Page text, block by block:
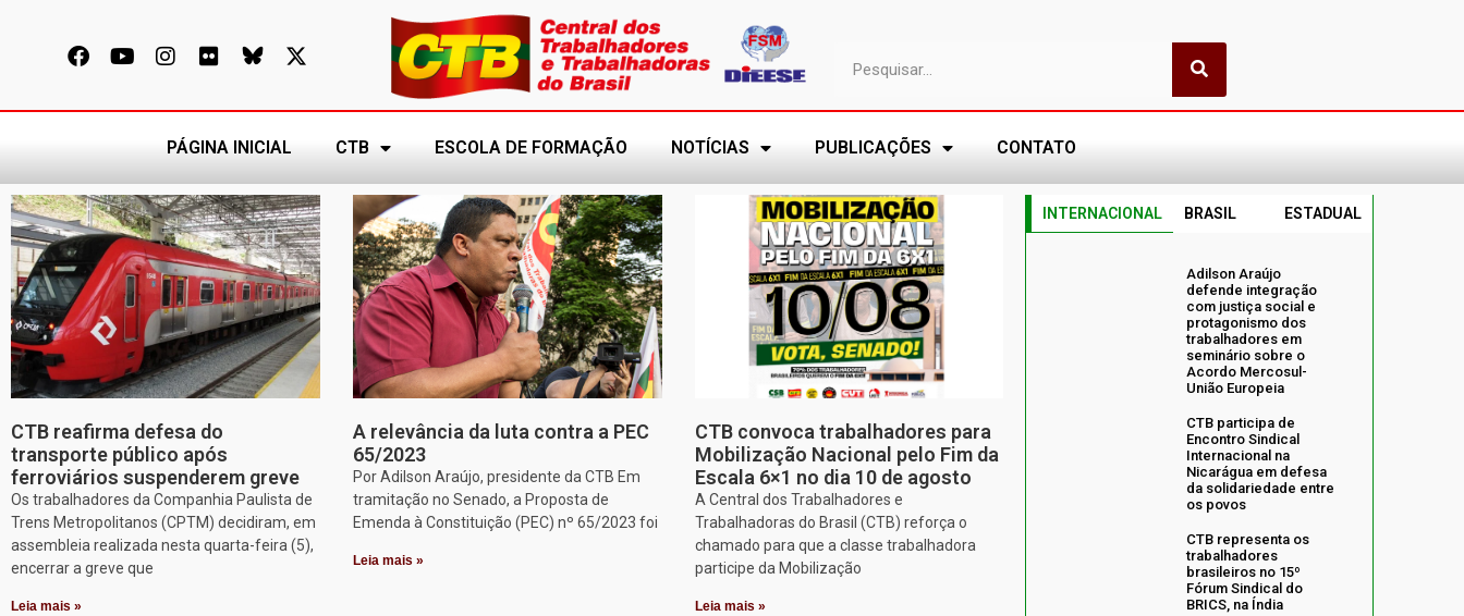
PÁGINA INICIAL CTB ESCOLA DE FORMAÇÃO NOTÍCIAS PUBLICAÇÕES CONTATO
CTB reafirma defesa do
transporte público após
ferroviários suspenderem greve
Os trabalhadores da Companhia Paulista de
Trens Metropolitanos (CPTM) decidiram, em
assembleia realizada nesta quarta-feira (5),
encerrar a greve que
Leia mais »
A relevância da luta contra a PEC
65/2023
Por Adilson Araújo, presidente da CTB Em
tramitação no Senado, a Proposta de
Emenda à Constituição (PEC) nº 65/2023 foi
Leia mais »
CTB convoca trabalhadores para
Mobilização Nacional pelo Fim da
Escala 6×1 no dia 10 de agosto
A Central dos Trabalhadores e
Trabalhadoras do Brasil (CTB) reforça o
chamado para que a classe trabalhadora
participe da Mobilização
Leia mais »
INTERNACIONAL BRASIL ESTADUAL
Adilson Araújo
defende integração
com justiça social e
protagonismo dos
trabalhadores em
seminário sobre o
Acordo Mercosul-
União Europeia
CTB participa de
Encontro Sindical
Internacional na
Nicarágua em defesa
da solidariedade entre
os povos
CTB representa os
trabalhadores
brasileiros no 15º
Fórum Sindical do
BRICS, na Índia